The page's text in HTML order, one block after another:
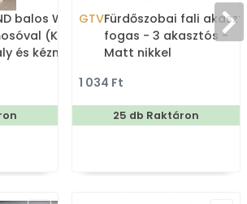
balos WC tartály
(Kombi WC
és kézmosó)
GTVFürdőszobai fali
fogas - 3 akasztós -
Matt nikkel
1 034 Ft
25 db Raktáron